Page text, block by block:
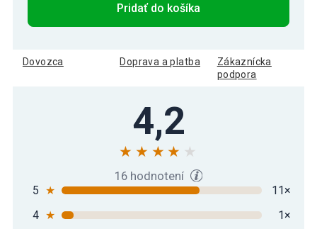
Pridať do košíka
Dovozca Doprava a platba
Zákaznícka
podpora
4,2
16 hodnotení
5 ★
11×
4 ★
1×